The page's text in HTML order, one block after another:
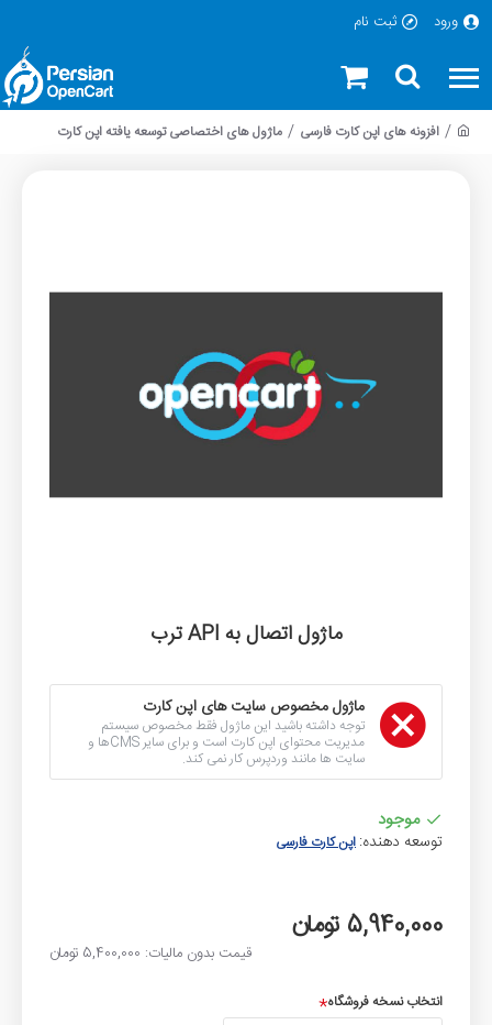
ورود ثبت نام
افزونه های اپن کارت فارسی ماژول های اختصاصی توسعه یافته اپن کارت
ماژول اتصال به API ترب
ماژول مخصوص سایت های اپن کارت
توجه داشته باشید این ماژول فقط مخصوص سیستم
مدیریت محتوای اپن کارت است و برای سایر CMSها و
سایت ها مانند وردپرس کار نمی کند.
موجود
توسعه دهنده: اپن کارت فارسی
5,940,000 تومان
قیمت بدون مالیات: 5,400,000 تومان
انتخاب نسخه فروشگاه